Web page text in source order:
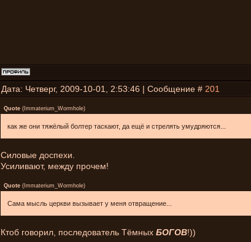
Дата: Четверг, 2009-10-01, 2:53:46 | Сообщение # 201
Quote ( Immaterium_Wormhole)
как же они тяжёлый болтер таскают, да ещё и стрелять умудряются...
Силовые доспехи.
Усиливают, между прочем!
Quote ( Immaterium_Wormhole)
Сама мысль церкви вызывает у меня отвращение...
Ктоб говорил, последователь Тёмных БОГОВ!))